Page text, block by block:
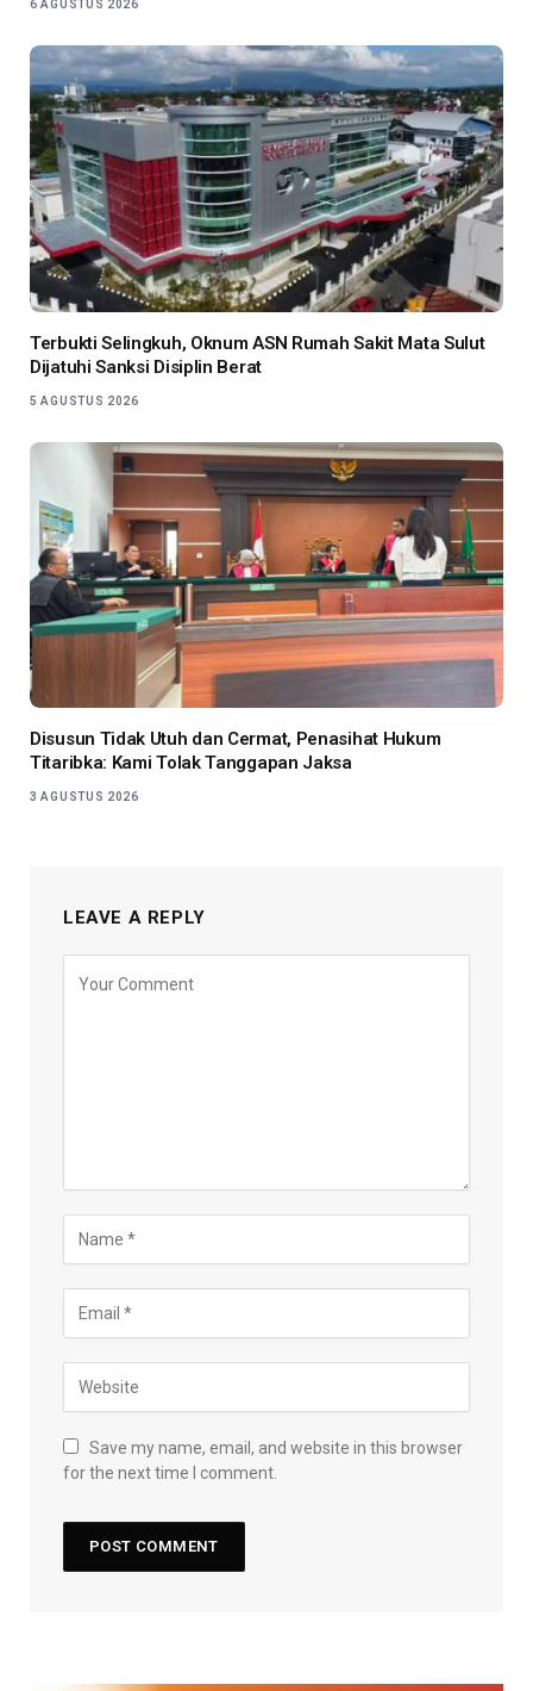
6 AGUSTUS 2026
Terbukti Selingkuh, Oknum ASN Rumah Sakit Mata Sulut
Dijatuhi Sanksi Disiplin Berat
5 AGUSTUS 2026
Disusun Tidak Utuh dan Cermat, Penasihat Hukum
Titaribka: Kami Tolak Tanggapan Jaksa
3 AGUSTUS 2026
LEAVE A REPLY
Save my name, email, and website in this browser
for the next time I comment.